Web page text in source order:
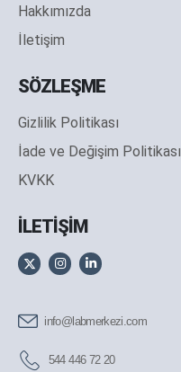
Hakkımızda
İletişim
SÖZLEŞME
Gizlilik Politikası
İade ve Değişim Politikası
KVKK
İLETİŞİM
info@labmerkezi.com
544 446 72 20